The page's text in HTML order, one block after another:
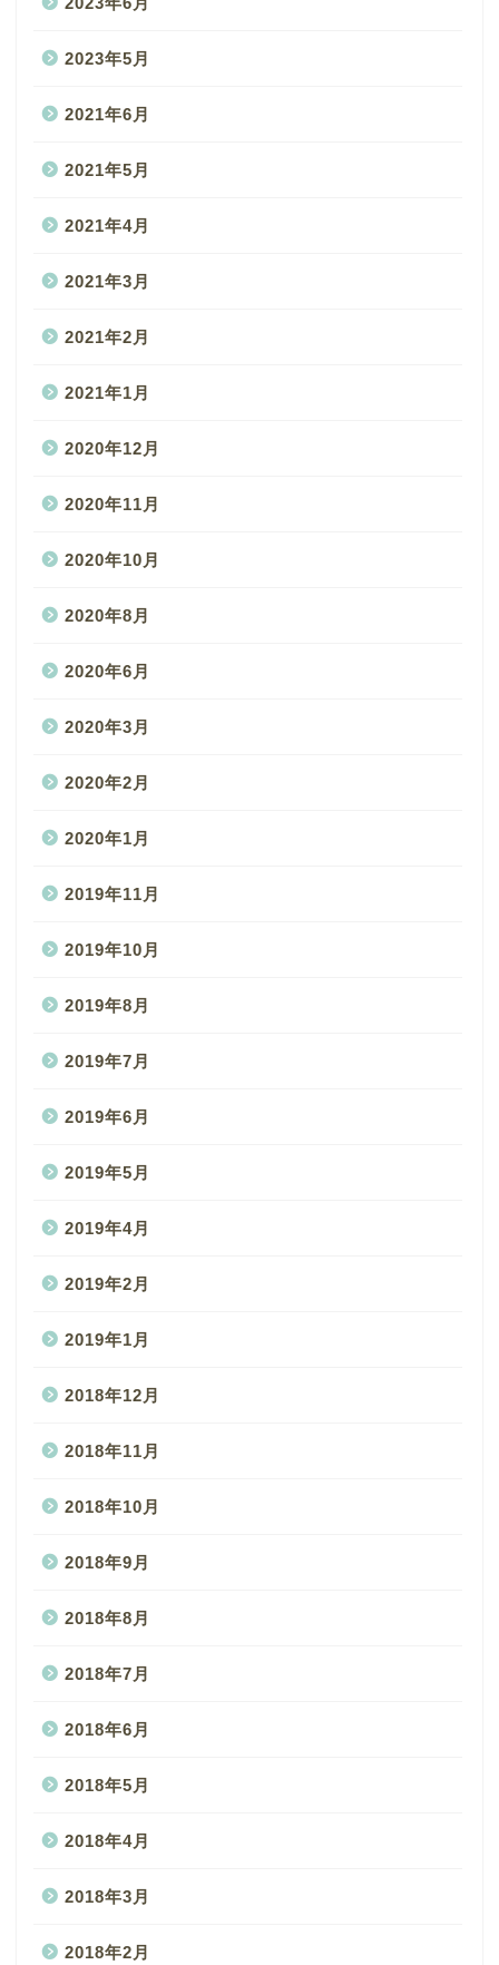
2023年5月
2021年6月
2021年5月
2021年4月
2021年3月
2021年2月
2021年1月
2020年12月
2020年11月
2020年10月
2020年8月
2020年6月
2020年3月
2020年2月
2020年1月
2019年11月
2019年10月
2019年8月
2019年7月
2019年6月
2019年5月
2019年4月
2019年2月
2019年1月
2018年12月
2018年11月
2018年10月
2018年9月
2018年8月
2018年7月
2018年6月
2018年5月
2018年4月
2018年3月
2018年2月